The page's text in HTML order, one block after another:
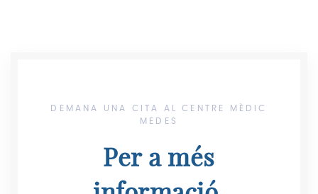
DEMANA UNA CITA AL CENTRE MÈDIC
MEDES
Per a més